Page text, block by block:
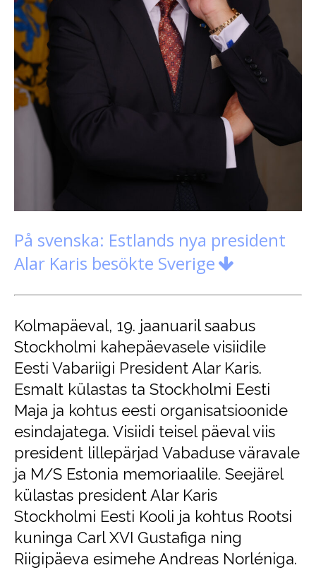
På svenska: Estlands nya president
Alar Karis besökte Sverige 
Kolmapäeval, 19. jaanuaril saabus
Stockholmi kahepäevasele visiidile
Eesti Vabariigi President Alar Karis.
Esmalt külastas ta Stockholmi Eesti
Maja ja kohtus eesti organisatsioonide
esindajatega. Visiidi teisel päeval viis
president lillepärjad Vabaduse väravale
ja M/S Estonia memoriaalile. Seejärel
külastas president Alar Karis
Stockholmi Eesti Kooli ja kohtus Rootsi
kuninga Carl XVI Gustafiga ning
Riigipäeva esimehe Andreas Norléniga.